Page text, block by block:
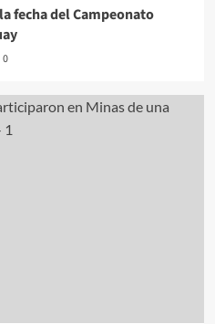
fecha del Campeonato
0